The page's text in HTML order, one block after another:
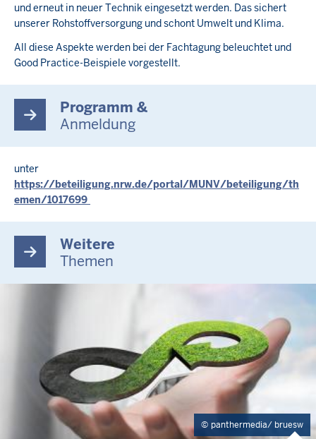
und erneut in neuer Technik eingesetzt werden. Das sichert
unserer Rohstoffversorgung und schont Umwelt und Klima.
All diese Aspekte werden bei der Fachtagung beleuchtet und
Good Practice-Beispiele vorgestellt.
Programm &
Anmeldung
unter
https://beteiligung.nrw.de/portal/MUNV/beteiligung/th
emen/1017699
Weitere
Themen
panthermedia/ bruesw